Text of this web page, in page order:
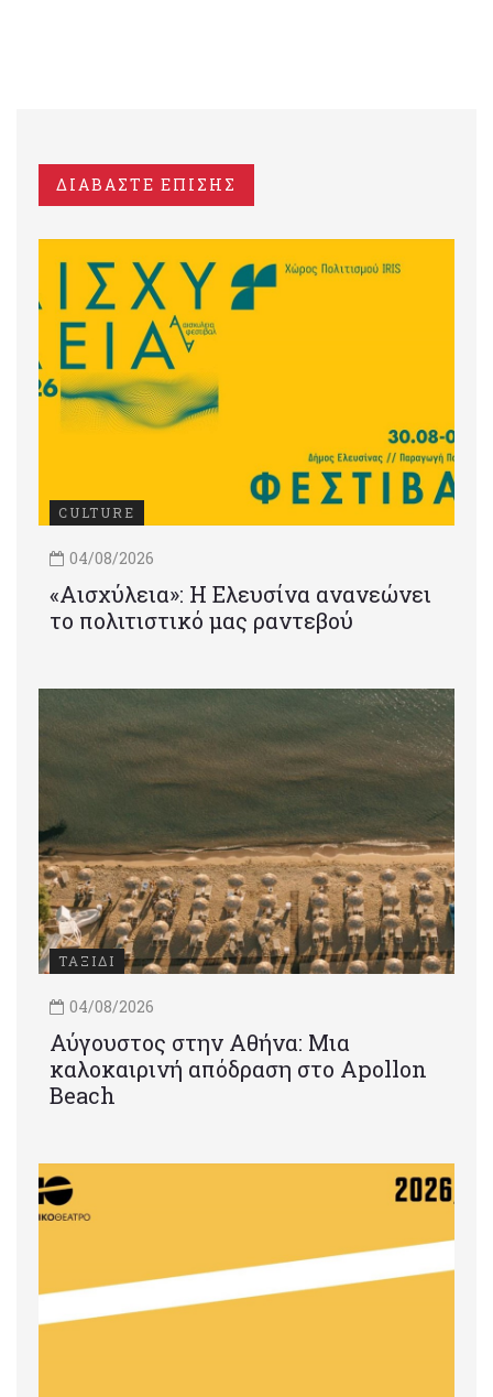
ΔΙΑΒΑΣΤΕ ΕΠΙΣΗΣ
CULTURE
04/08/2026
«Αισχύλεια»: Η Ελευσίνα ανανεώνει
το πολιτιστικό μας ραντεβού
ΤΑΞΙΔΙ
04/08/2026
Αύγουστος στην Αθήνα: Μια
καλοκαιρινή απόδραση στο Apollon
Beach